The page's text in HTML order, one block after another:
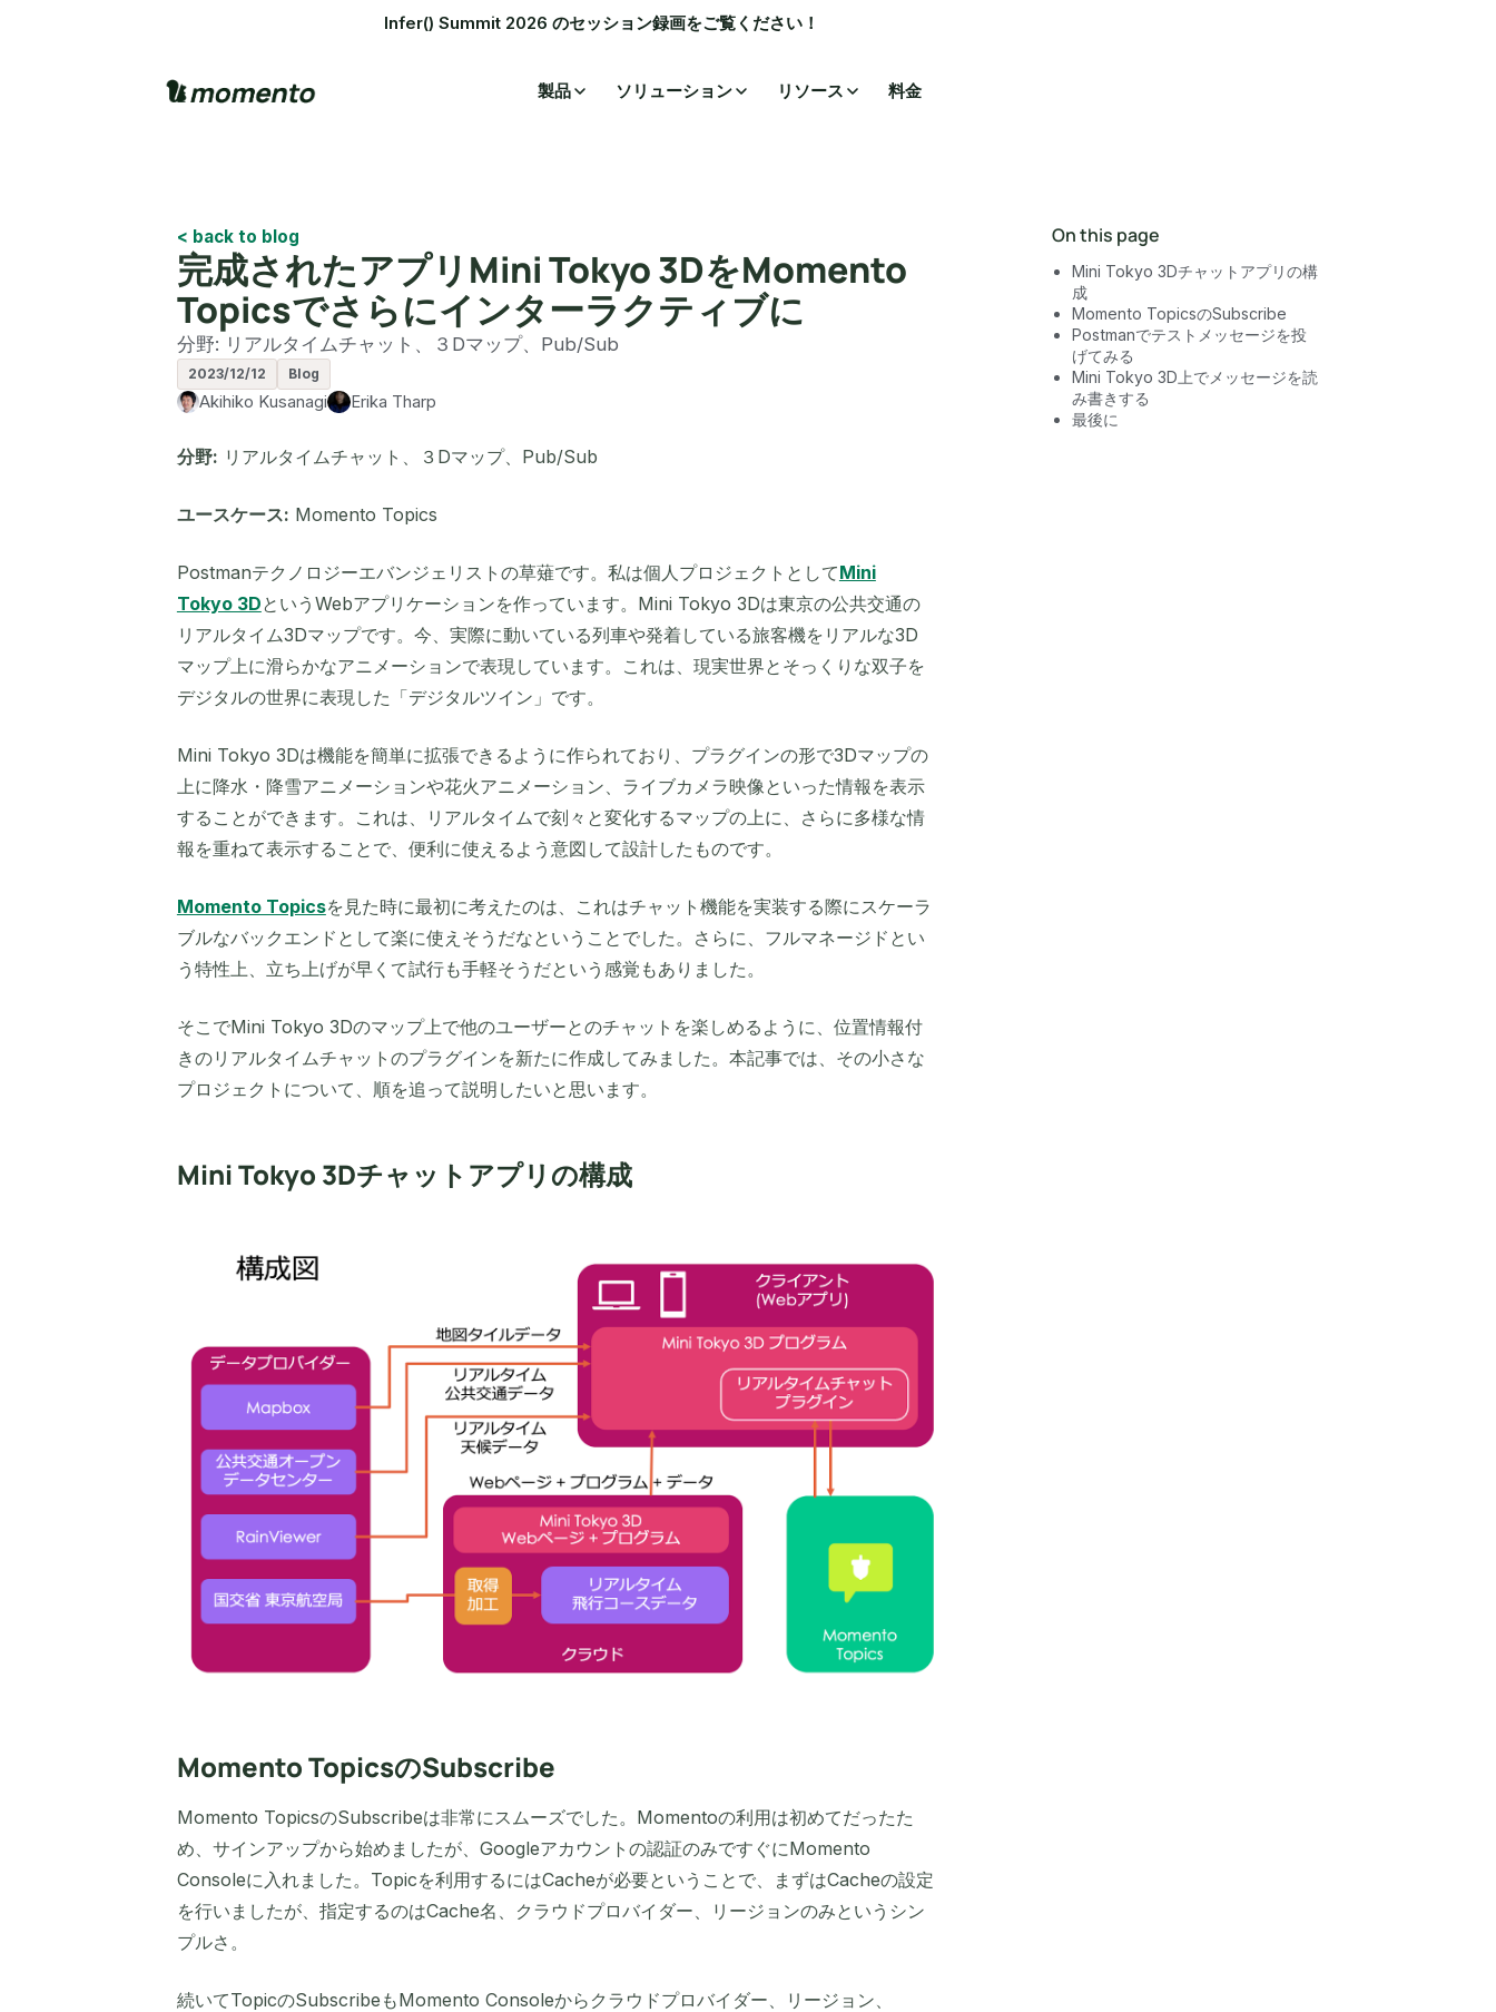
Infer() Summit 2026 のセッション録画をご覧ください！
製品 ソリューション リソース 料金
< back to blog
完成されたアプリMini Tokyo 3DをMomento
Topicsでさらにインターラクティブに
分野: リアルタイムチャット、３Dマップ、Pub/Sub
2023/12/12 Blog
Akihiko Kusanagi Erika Tharp
分野: リアルタイムチャット、３Dマップ、Pub/Sub
ユースケース: Momento Topics
Postmanテクノロジーエバンジェリストの草薙です。私は個人プロジェクトとしてMini
Tokyo 3DというWebアプリケーションを作っています。Mini Tokyo 3Dは東京の公共交通の
リアルタイム3Dマップです。今、実際に動いている列車や発着している旅客機をリアルな3D
マップ上に滑らかなアニメーションで表現しています。これは、現実世界とそっくりな双子を
デジタルの世界に表現した「デジタルツイン」です。
Mini Tokyo 3Dは機能を簡単に拡張できるように作られており、プラグインの形で3Dマップの
上に降水・降雪アニメーションや花火アニメーション、ライブカメラ映像といった情報を表示
することができます。これは、リアルタイムで刻々と変化するマップの上に、さらに多様な情
報を重ねて表示することで、便利に使えるよう意図して設計したものです。
Momento Topicsを見た時に最初に考えたのは、これはチャット機能を実装する際にスケーラ
ブルなバックエンドとして楽に使えそうだなということでした。さらに、フルマネージドとい
う特性上、立ち上げが早くて試行も手軽そうだという感覚もありました。
そこでMini Tokyo 3Dのマップ上で他のユーザーとのチャットを楽しめるように、位置情報付
きのリアルタイムチャットのプラグインを新たに作成してみました。本記事では、その小さな
プロジェクトについて、順を追って説明したいと思います。
Mini Tokyo 3Dチャットアプリの構成
Momento TopicsのSubscribe
Momento TopicsのSubscribeは非常にスムーズでした。Momentoの利用は初めてだったた
め、サインアップから始めましたが、Googleアカウントの認証のみですぐにMomento
Consoleに入れました。Topicを利用するにはCacheが必要ということで、まずはCacheの設定
を行いましたが、指定するのはCache名、クラウドプロバイダー、リージョンのみというシン
プルさ。
続いてTopicのSubscribeもMomento Consoleからクラウドプロバイダー、リージョン、
On this page
Mini Tokyo 3Dチャットアプリの構
成
Momento TopicsのSubscribe
Postmanでテストメッセージを投
げてみる
Mini Tokyo 3D上でメッセージを読
み書きする
最後に